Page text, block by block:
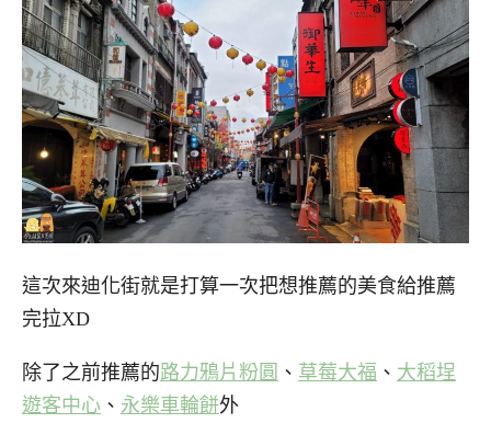
這次來迪化街就是打算一次把想推薦的美食給推薦
完拉XD
除了之前推薦的路力鴉片粉圓 、 草莓大福 、 大稻埕
遊客中心 、 永樂車輪餅外